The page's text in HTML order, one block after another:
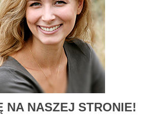
NA NASZEJ STRONIE!